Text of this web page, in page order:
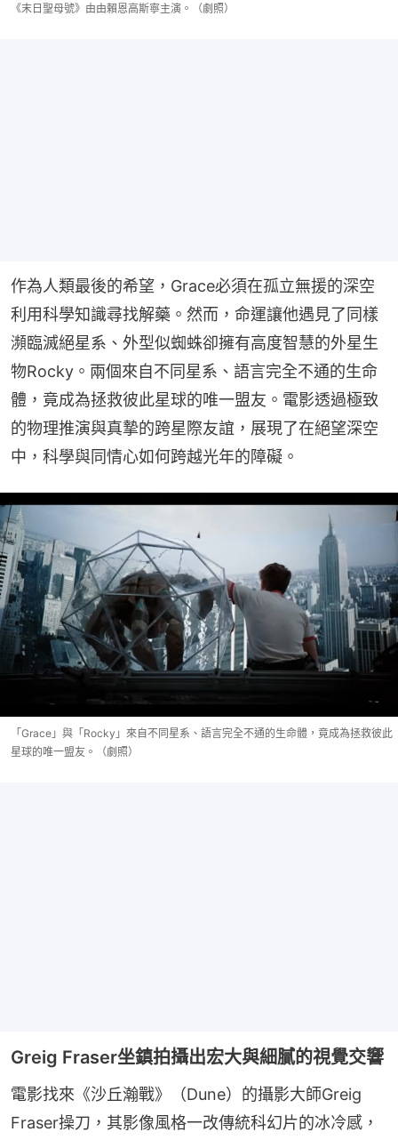
《末日聖母號》由由賴恩高斯寧主演。（劇照）
作為人類最後的希望，Grace必須在孤立無援的深空
利用科學知識尋找解藥。然而，命運讓他遇見了同樣
瀕臨滅絕星系、外型似蜘蛛卻擁有高度智慧的外星生
物Rocky。兩個來自不同星系、語言完全不通的生命
體，竟成為拯救彼此星球的唯一盟友。電影透過極致
的物理推演與真摯的跨星際友誼，展現了在絕望深空
中，科學與同情心如何跨越光年的障礙。
「Grace」與「Rocky」來自不同星系、語言完全不通的生命體，竟成為拯救彼此
星球的唯一盟友。（劇照）
Greig Fraser坐鎮拍攝出宏大與細膩的視覺交響
電影找來《沙丘瀚戰》（Dune）的攝影大師Greig
Fraser操刀，其影像風格一改傳統科幻片的冰冷感，